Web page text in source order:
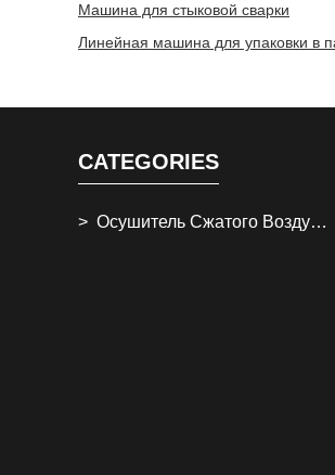
Машина для стыковой сварки
Линейная машина для упаковки в
CATEGORIES
Осушитель Сжатого Воздуха